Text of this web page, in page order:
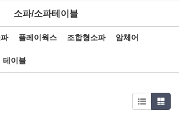
소파/소파테이블
플레이웍스 조합형소파 암체어
테이블